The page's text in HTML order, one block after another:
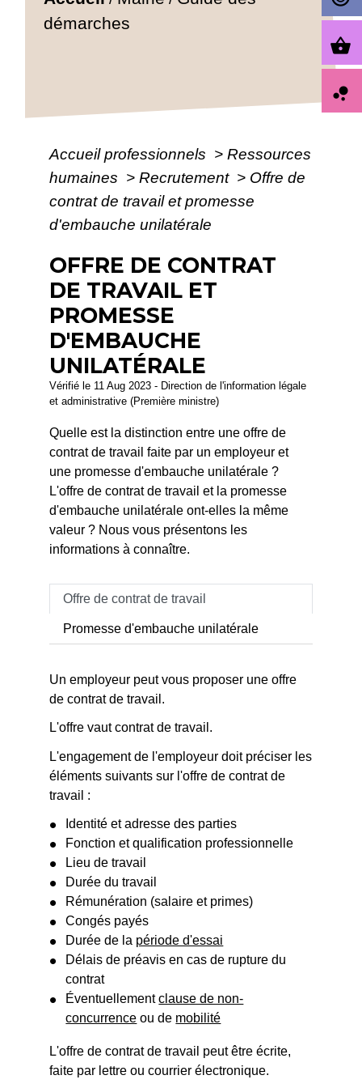
démarches
Accueil professionnels > Ressources
humaines > Recrutement > Offre de
contrat de travail et promesse
d'embauche unilatérale
OFFRE DE CONTRAT
DE TRAVAIL ET
PROMESSE
D'EMBAUCHE
UNILATÉRALE
Vérifié le 11 Aug 2023 - Direction de l'information légale
et administrative (Première ministre)
Quelle est la distinction entre une offre de
contrat de travail faite par un employeur et
une promesse d'embauche unilatérale ?
L'offre de contrat de travail et la promesse
d'embauche unilatérale ont-elles la même
valeur ? Nous vous présentons les
informations à connaître.
Offre de contrat de travail
Promesse d'embauche unilatérale
Un employeur peut vous proposer une offre
de contrat de travail.
L'offre vaut contrat de travail.
L'engagement de l'employeur doit préciser les
éléments suivants sur l'offre de contrat de
travail :
Identité et adresse des parties
Fonction et qualification professionnelle
Lieu de travail
Durée du travail
Rémunération (salaire et primes)
Congés payés
Durée de la période d'essai
Délais de préavis en cas de rupture du
contrat
Éventuellementclause de non-
concurrence ou de mobilité
L'offre de contrat de travail peut être écrite,
faite par lettre ou courrier électronique.
shopping_basket
bubble_chart